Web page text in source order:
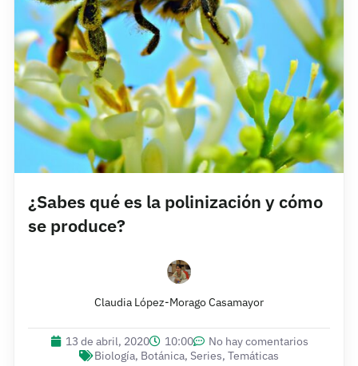
¿Sabes qué es la polinización y cómo
se produce?
Claudia López-Morago Casamayor
13 de abril, 2020 10:00
No hay comentarios
Biología, Botánica, Series, Temáticas